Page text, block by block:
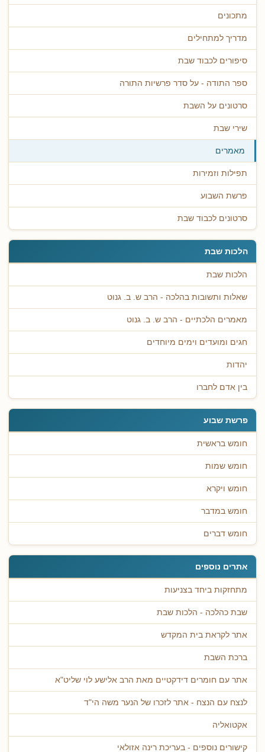
מתכונים
מדריך למתחילים
סיפורים לכבוד שבת
ספר התודה - על סדר פרשיות התורה
סרטונים על השבת
שירי שבת
מאמרים
תפילות וזמירות
פרשת השבוע
סרטונים לכבוד שבת
הלכות שבת
הלכות שבת
שאלות ותשובות בהלכה - הרב ש. ב. גנוט
מאמרים הלכתיים - הרב ש. ב. גנוט
חגים ומועדים וימים מיוחדים
יהדות
בין אדם לחברו
פרשת שבוע
חומש בראשית
חומש שמות
חומש ויקרא
חומש במדבר
חומש דברים
אתרים נוספים
מתחזקות ביחד בצניעות
שבת כהלכה - הלכות שבת
אתר לקראת בית המקדש
ברכת השבת
אתר עם חומרים דידקטיים מאת הרב אלישע לוי שליט"א
לנצח עם הנצח - אתר לזכרו של הנער משה הי"ד
אקטואליה
קישורים נוספים - בעריכת רינה אזולאי